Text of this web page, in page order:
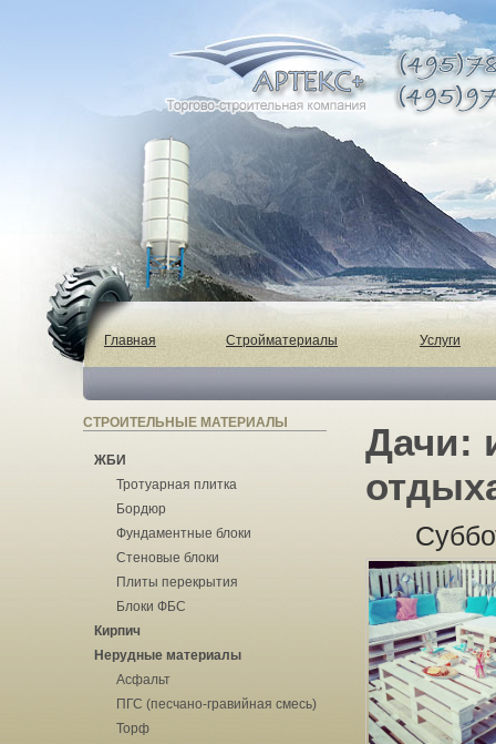
Главная Стройматериалы Услуги
СТРОИТЕЛЬНЫЕ МАТЕРИАЛЫ
ЖБИ
Тротуарная плитка
Бордюр
Фундаментные блоки
Стеновые блоки
Плиты перекрытия
Блоки ФБС
Кирпич
Нерудные материалы
Асфальт
ПГС (песчано-гравийная смесь)
Торф
Дачи: